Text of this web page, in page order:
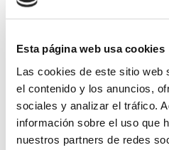
Esta página web usa cookies
Las cookies de este sitio web
el contenido y los anuncios,
sociales y analizar el tráfico.
información sobre el uso que
nuestros partners de redes
Sin Logo (solo
texto)
Con Logo +
TIPOGRAFÍA: